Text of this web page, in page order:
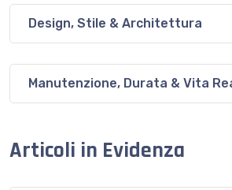
Design, Stile & Architettura
Manutenzione, Durata & Vita
Articoli in Evidenza